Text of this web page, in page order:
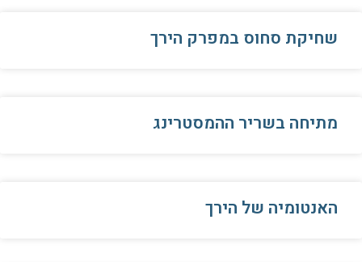
שחיקת סחוס במפרק הירך
מתיחה בשריר ההמסטרינג
האנטומיה של הירך